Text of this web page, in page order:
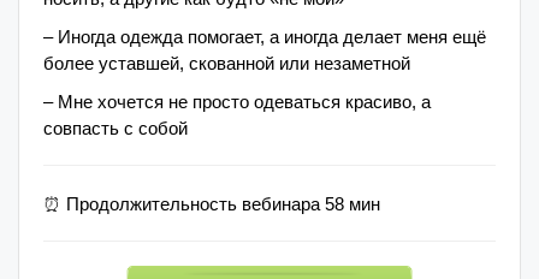
– Иногда одежда помогает, а иногда делает меня ещё
более уставшей, скованной или незаметной
– Мне хочется не просто одеваться красиво, а
совпасть с собой
⏰ Продолжительность вебинара 58 мин